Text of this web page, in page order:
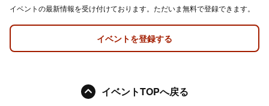
イベントの最新情報を受け付けております。ただいま無料で登録できます。
イベントを登録する
イベントTOPへ戻る